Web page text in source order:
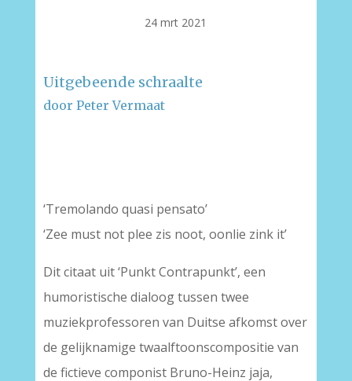
24 mrt 2021
Uitgebeende schraalte
door Peter Vermaat
‘Tremolando quasi pensato’
‘Zee must not plee zis noot, oonlie zink it’
Dit citaat uit ‘Punkt Contrapunkt’, een
humoristische dialoog tussen twee
muziekprofessoren van Duitse afkomst over
de gelijknamige twaalftoonscompositie van
de fictieve componist Bruno-Heinz jaja,